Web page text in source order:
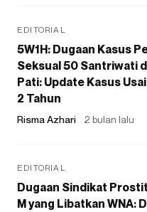
EDITORIAL
5W1H: Dugaan Kasus
Seksual 50 Santriwati
Pati: Update Kasus
2 Tahun
Risma Azhari 2 bulan lalu
EDITORIAL
Dugaan Sindikat
M yang Libatkan WNA: